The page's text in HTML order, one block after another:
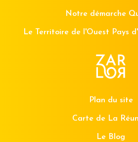
Notre démarche
Le Territoire de l'Ouest Pays
Plan du site
Carte de La
Le Blog